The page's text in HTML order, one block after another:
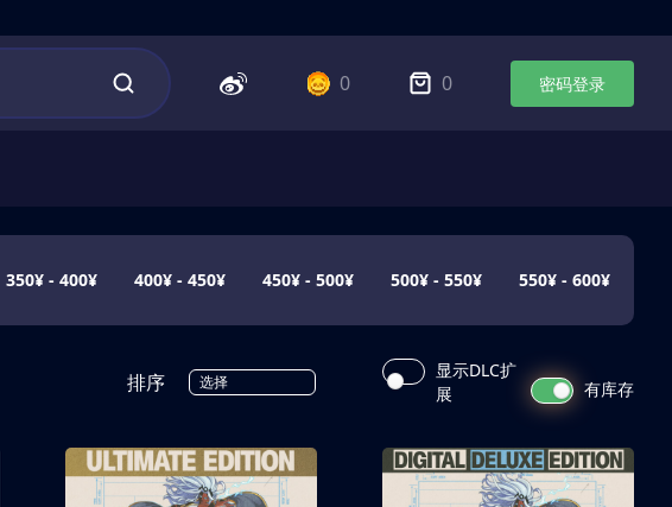
0 0 密码登录
350¥ - 400¥ 400¥ - 450¥ 450¥ - 500¥ 500¥ - 550¥ 550¥ - 600¥
排序 选择
显示DLC扩
展
有库存